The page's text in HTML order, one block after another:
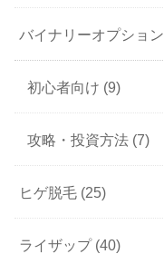
バイナリーオプション
初心者向け (9)
攻略・投資方法 (7)
ヒゲ脱毛 (25)
ライザップ (40)